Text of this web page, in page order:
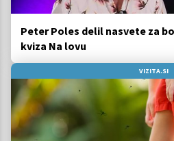
Peter Poles delil nasvete za
kviza Na lovu
VIZITA.SI